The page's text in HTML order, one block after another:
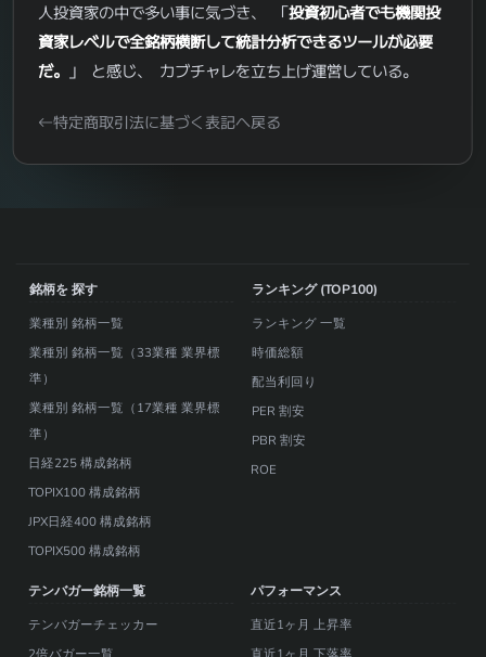
人投資家の中で多い事に気づき、 「投資初心者でも機関投
資家レベルで全銘柄横断して統計分析できるツールが必要
だ。 」 と感じ、 カブチャレを立ち上げ運営している。
特定商取引法に基づく表記へ戻る
銘柄を 探す
業種別 銘柄一覧
業種別 銘柄一覧（33業種 業界標
準）
業種別 銘柄一覧（17業種 業界標
準）
日経225 構成銘柄
TOPIX100 構成銘柄
JPX日経400 構成銘柄
TOPIX500 構成銘柄
ランキング (TOP100)
ランキング 一覧
時価総額
配当利回り
PER 割安
PBR 割安
ROE
テンバガー銘柄一覧
テンバガーチェッカー
パフォーマンス
直近1ヶ月 上昇率